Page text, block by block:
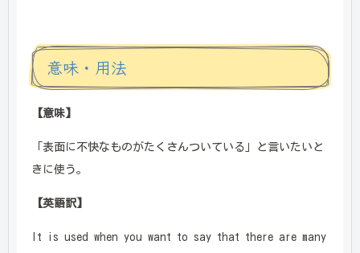
意味・用法
【意味】
「表面に不快なものがたくさんついている」と言いたいと
きに使う。
【英語訳】
It is used when you want to say that there are many